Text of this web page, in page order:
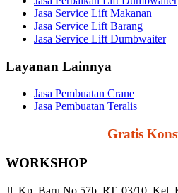
Jasa Service Lift Makanan
Jasa Service Lift Barang
Jasa Service Lift Dumbwaiter
Layanan Lainnya
Jasa Pembuatan Crane
Jasa Pembuatan Teralis
Gratis
WORKSHOP
Jl. Kp. Baru No.57b, RT. 03/10, Kel.